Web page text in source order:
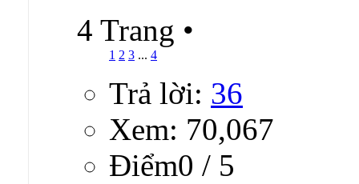
4 Trang •
1 2 3 ... 4
Trả lời: 36
Xem: 70,067
Ðiểm0 / 5